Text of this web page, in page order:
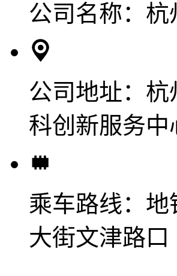
公司名称： 杭
公司地址： 杭
科创新服务中
乘车路线： 地
大街文津路口